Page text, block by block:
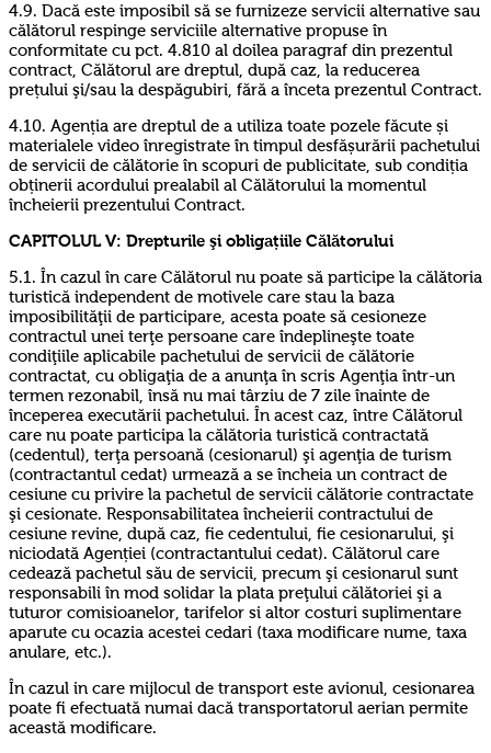
4.9. Dacă este imposibil să se furnizeze servicii alternative sau
călătorul respinge serviciile alternative propuse în
conformitate cu pct. 4.810 al doilea paragraf din prezentul
contract, Călătorul are dreptul, după caz, la reducerea
prețului şi/sau la despăgubiri, fără a înceta prezentul Contract.
4.10. Agenția are dreptul de a utiliza toate pozele făcute și
materialele video înregistrate în timpul desfășurării pachetului
de servicii de călătorie în scopuri de publicitate, sub condiția
obținerii acordului prealabil al Călătorului la momentul
încheierii prezentului Contract.
CAPITOLUL V: Drepturile şi obligațiile Călătorului
5.1. În cazul în care Călătorul nu poate să participe la călătoria
turistică independent de motivele care stau la baza
imposibilităţii de participare, acesta poate să cesioneze
contractul unei terţe persoane care îndeplineşte toate
condiţiile aplicabile pachetului de servicii de călătorie
contractat, cu obligaţia de a anunţa în scris Agenţia într-un
termen rezonabil, însă nu mai târziu de 7 zile înainte de
începerea executării pachetului. În acest caz, între Călătorul
care nu poate participa la călătoria turistică contractată
(cedentul), terţa persoană (cesionarul) şi agenţia de turism
(contractantul cedat) urmează a se încheia un contract de
cesiune cu privire la pachetul de servicii călătorie contractate
şi cesionate. Responsabilitatea încheierii contractului de
cesiune revine, după caz, fie cedentului, fie cesionarului, şi
niciodată Agenției (contractantului cedat). Călătorul care
cedează pachetul său de servicii, precum şi cesionarul sunt
responsabili în mod solidar la plata preţului călătoriei şi a
tuturor comisioanelor, tarifelor si altor costuri suplimentare
aparute cu ocazia acestei cedari (taxa modificare nume, taxa
anulare, etc.).
În cazul in care mijlocul de transport este avionul, cesionarea
poate fi efectuată numai dacă transportatorul aerian permite
această modificare.